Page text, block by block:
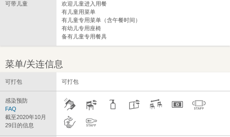
可带儿童
欢迎儿童进入用餐
有儿童用菜单
有儿童专用菜单（含午餐时间）
有幼儿专用座椅
备有儿童专用餐具
菜单/关连信息
可打包 可打包
感染预防
FAQ
截至2020年10月
29日的信息